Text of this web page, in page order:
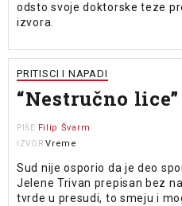
odsto svoje doktorske teze
izvora.
PRITISCI I NAPADI
“Nestručno
PIŠE Filip Švarm
IZVOR Vreme
Sud nije osporio da je deo
Jelene Trivan prepisan bez
tvrde u presudi, to smeju i